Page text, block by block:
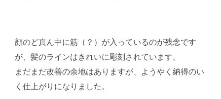
顔のど真ん中に筋（？）が入っているのが残念です
が、髪のラインはきれいに彫刻されています。
まだまだ改善の余地はありますが、ようやく納得のい
く仕上がりになりました。